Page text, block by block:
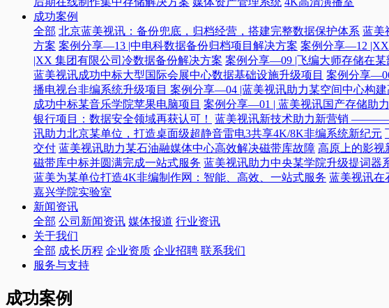
成功案例
全部 北京蓝美视讯：备份兜底，归档经营，搭建完整数据保护体系 蓝美
方案 案例分享—13 |中电科数据备份归档项目解决方案 案例分享—12
|XX 集团有限公司冷数据备份解决方案 案例分享—09 |飞编大师存储在某
蓝美视讯成功中标大型国际会展中心数据基础设施升级项目 案例分享
播电视台非编系统升级项目​ 案例分享—04 |蓝美视讯助力某空间中心构
成功中标某音乐学院苹果电脑项目 案例分享—01 | 蓝美视讯国产存储助
银行项目：数据安全领域再获认可！
蓝美视讯新技术助力新营销
讯助力北京某单位，打造桌面级超静音雷电3共享4K/8K非编系统新纪元
交付 蓝美视讯助力某石油融媒体中心高效解决磁带库故障 高原上的影视
磁带库中标并圆满完成一站式服务 蓝美视讯助力中央某学院升级提词器
蓝美为某单位打造4K非编制作网：智能、高效、一站式服务 蓝美视讯在
嘉兴学院实验室
新闻资讯
全部 公司新闻资讯 媒体报道 行业资讯
关于我们
全部 成长历程 企业资质 企业招聘 联系我们
服务与支持
成功案例